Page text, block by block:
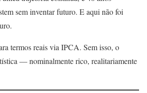
sem inventar futuro. E aqui não foi
termos reais via IPCA. Sem isso, o
— nominalmente rico, realitariamente